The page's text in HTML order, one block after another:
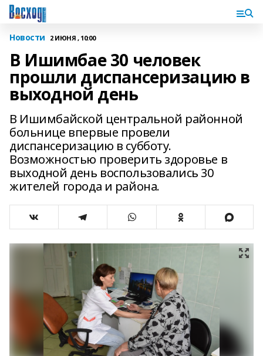
Новости 2 ИЮНЯ , 10:00
В Ишимбае 30 человек
прошли диспансеризацию в
выходной день
В Ишимбайской центральной районной
больнице впервые провели
диспансеризацию в субботу.
Возможностью проверить здоровье в
выходной день воспользовались 30
жителей города и района.